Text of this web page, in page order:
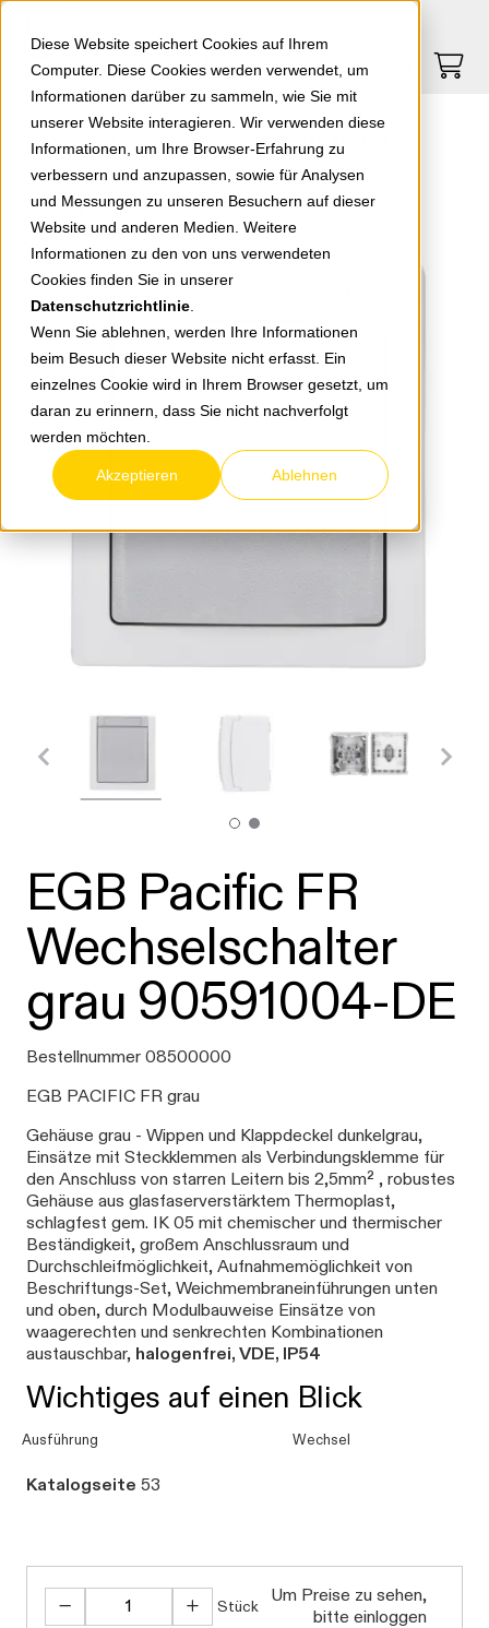
Diese Website speichert Cookies auf Ihrem
Computer. Diese Cookies werden verwendet, um
Informationen darüber zu sammeln, wie Sie mit
unserer Website interagieren. Wir verwenden diese
Informationen, um Ihre Browser-Erfahrung zu
verbessern und anzupassen, sowie für Analysen
und Messungen zu unseren Besuchern auf dieser
Website und anderen Medien. Weitere
Informationen zu den von uns verwendeten
Cookies finden Sie in unserer
Datenschutzrichtlinie
Wenn Sie ablehnen, werden Ihre Informationen
beim Besuch dieser Website nicht erfasst. Ein
einzelnes Cookie wird in Ihrem Browser gesetzt, um
daran zu erinnern, dass Sie nicht nachverfolgt
werden möchten.
Akzeptieren Ablehnen
Springe zu Hauptinhalt Springe zum Footer
0
zurück zur Übersicht
EGB Pacific FR
Wechselschalter
grau 90591004-DE
Bestellnummer 08500000
EGB PACIFIC FR grau
Gehäuse grau - Wippen und Klappdeckel dunkelgrau,
Einsätze mit Steckklemmen als Verbindungsklemme für
den Anschluss von starren Leitern bis 2,5mm² , robustes
Gehäuse aus glasfaserverstärktem Thermoplast,
schlagfest gem. IK 05 mit chemischer und thermischer
Beständigkeit, großem Anschlussraum und
Durchschleifmöglichkeit, Aufnahmemöglichkeit von
Beschriftungs-Set, Weichmembraneinführungen unten
und oben, durch Modulbauweise Einsätze von
waagerechten und senkrechten Kombinationen
austauschbar, halogenfrei, VDE, IP54
Wichtiges auf einen Blick
Ausführung Wechsel
Katalogseite 53
Stück
Um Preise zu sehen,
bitte einloggen